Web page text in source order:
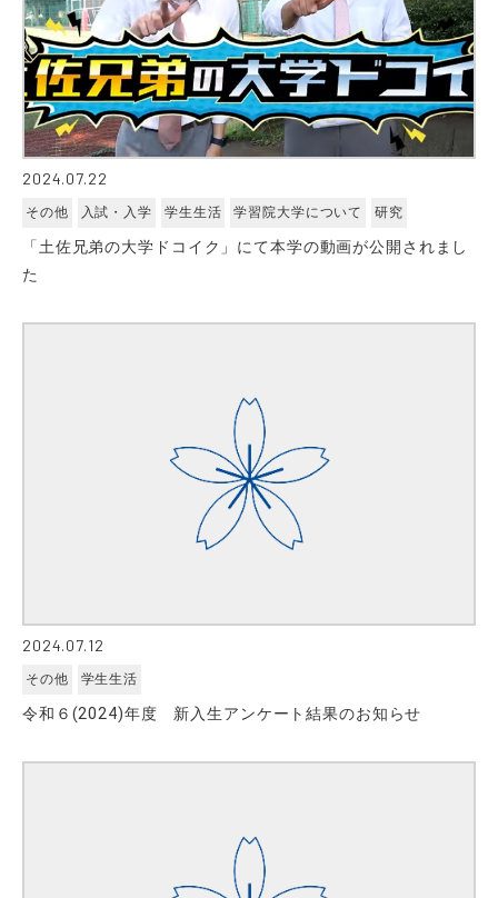
2024.07.22
その他 入試・入学 学生生活 学習院大学について 研究
「土佐兄弟の大学ドコイク」にて本学の動画が公開されまし
た
2024.07.12
その他 学生生活
令和６(2024)年度 新入生アンケート結果のお知らせ